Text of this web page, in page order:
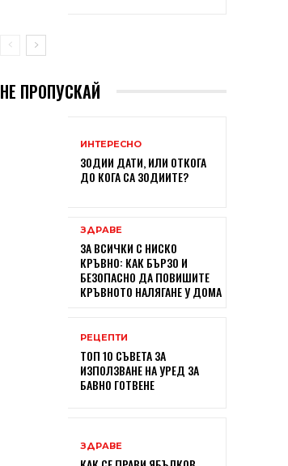
НЕ ПРОПУСКАЙ
ИНТЕРЕСНО
ЗОДИИ ДАТИ, ИЛИ ОТКОГА
ДО КОГА СА ЗОДИИТЕ?
ЗДРАВЕ
ЗА ВСИЧКИ С НИСКО
КРЪВНО: КАК БЪРЗО И
БЕЗОПАСНО ДА ПОВИШИТЕ
КРЪВНОТО НАЛЯГАНЕ У ДОМА
РЕЦЕПТИ
ТОП 10 СЪВЕТА ЗА
ИЗПОЛЗВАНЕ НА УРЕД ЗА
БАВНО ГОТВЕНЕ
ЗДРАВЕ